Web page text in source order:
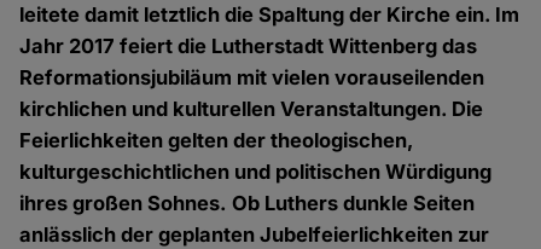
leitete damit letztlich die Spaltung der Kirche ein. Im
Jahr 2017 feiert die Lutherstadt Wittenberg das
Reformationsjubiläum mit vielen vorauseilenden
kirchlichen und kulturellen Veranstaltungen. Die
Feierlichkeiten gelten der theologischen,
kulturgeschichtlichen und politischen Würdigung
ihres großen Sohnes. Ob Luthers dunkle Seiten
anlässlich der geplanten Jubelfeierlichkeiten zur